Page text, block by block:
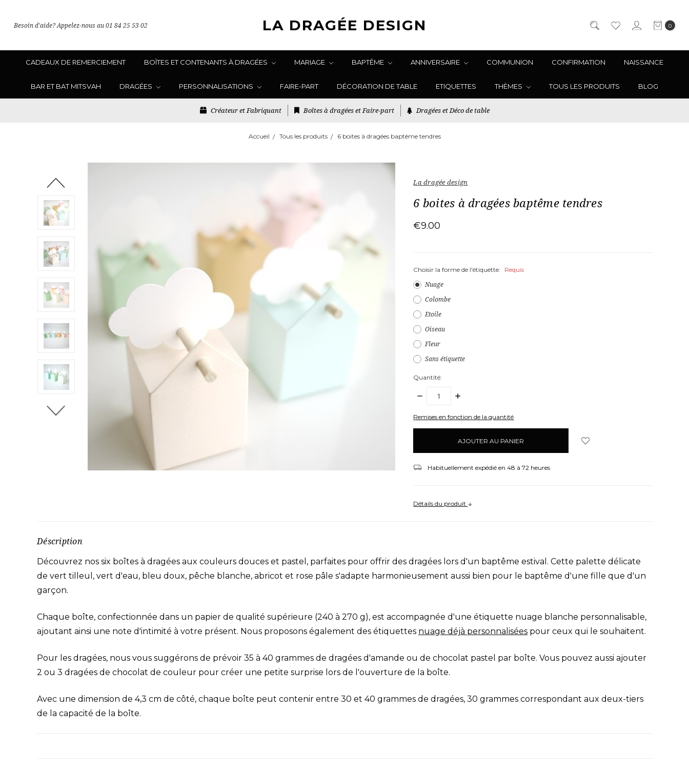
Besoin d'aide? Appelez-nous au 01 84 25 53 02 0
LA DRAGÉE DESIGN
CADEAUX DE REMERCIEMENT BOÎTES ET CONTENANTS À DRAGÉES MARIAGE BAPTÊME ANNIVERSAIRE COMMUNION CONFIRMATION NAISSANCE
BAR ET BAT MITSVAH DRAGÉES PERSONNALISATIONS FAIRE-PART DÉCORATION DE TABLE ETIQUETTES THÈMES TOUS LES PRODUITS BLOG
Créateur et Fabriquant Boîtes à dragées et Faire-part Dragées et Déco de table
Accueil Tous les produits 6 boites à dragées baptême tendres
La dragée design
6 boites à dragées baptême tendres
€9.00
Choisir la forme de l'étiquette: Requis
Nuage
Colombe
Etoile
Oiseau
Fleur
Sans étiquette
Quantité:
DIMINUER
AUGMENTER
items
Remises en fonction de la quantité
Habituellement expédié en 48 à 72 heures
Détails du produit
Déscription
Découvrez nos six boîtes à dragées aux couleurs douces et pastel, parfaites pour offrir des dragées lors d'un baptême estival. Cette palette délicate
de vert tilleul, vert d'eau, bleu doux, pêche blanche, abricot et rose pâle s'adapte harmonieusement aussi bien pour le baptême d'une fille que d'un
garçon.
Chaque boîte, confectionnée dans un papier de qualité supérieure (240 à 270 g), est accompagnée d'une étiquette nuage blanche personnalisable,
ajoutant ainsi une note d'intimité à votre présent. Nous proposons également des étiquettes nuage déjà personnalisées pour ceux qui le souhaitent.
Pour les dragées, nous vous suggérons de prévoir 35 à 40 grammes de dragées d'amande ou de chocolat pastel par boîte. Vous pouvez aussi ajouter
2 ou 3 dragées de chocolat de couleur pour créer une petite surprise lors de l'ouverture de la boîte.
Avec une dimension de 4,3 cm de côté, chaque boîte peut contenir entre 30 et 40 grammes de dragées, 30 grammes correspondant aux deux-tiers
de la capacité de la boîte.